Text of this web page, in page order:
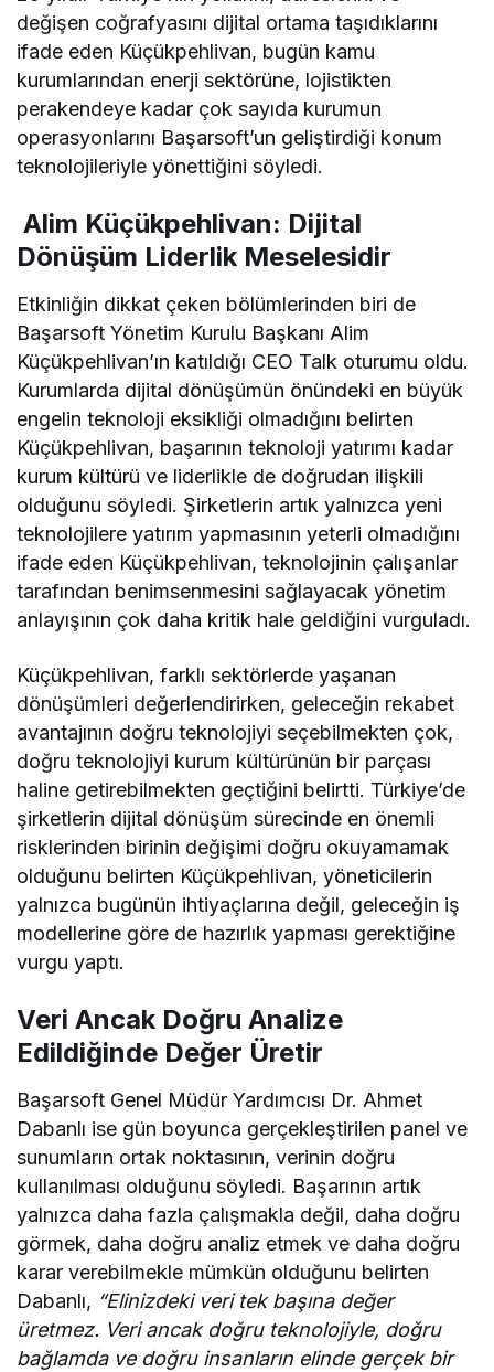
değişen coğrafyasını dijital ortama taşıdıklarını
ifade eden Küçükpehlivan, bugün kamu
kurumlarından enerji sektörüne, lojistikten
perakendeye kadar çok sayıda kurumun
operasyonlarını Başarsoft’un geliştirdiği konum
teknolojileriyle yönettiğini söyledi.
Alim Küçükpehlivan: Dijital
Dönüşüm Liderlik Meselesidir
Etkinliğin dikkat çeken bölümlerinden biri de
Başarsoft Yönetim Kurulu Başkanı Alim
Küçükpehlivan’ın katıldığı CEO Talk oturumu oldu.
Kurumlarda dijital dönüşümün önündeki en büyük
engelin teknoloji eksikliği olmadığını belirten
Küçükpehlivan, başarının teknoloji yatırımı kadar
kurum kültürü ve liderlikle de doğrudan ilişkili
olduğunu söyledi. Şirketlerin artık yalnızca yeni
teknolojilere yatırım yapmasının yeterli olmadığını
ifade eden Küçükpehlivan, teknolojinin çalışanlar
tarafından benimsenmesini sağlayacak yönetim
anlayışının çok daha kritik hale geldiğini vurguladı.
Küçükpehlivan, farklı sektörlerde yaşanan
dönüşümleri değerlendirirken, geleceğin rekabet
avantajının doğru teknolojiyi seçebilmekten çok,
doğru teknolojiyi kurum kültürünün bir parçası
haline getirebilmekten geçtiğini belirtti. Türkiye’de
şirketlerin dijital dönüşüm sürecinde en önemli
risklerinden birinin değişimi doğru okuyamamak
olduğunu belirten Küçükpehlivan, yöneticilerin
yalnızca bugünün ihtiyaçlarına değil, geleceğin iş
modellerine göre de hazırlık yapması gerektiğine
vurgu yaptı.
Veri Ancak Doğru Analize
Edildiğinde Değer Üretir
Başarsoft Genel Müdür Yardımcısı Dr. Ahmet
Dabanlı ise gün boyunca gerçekleştirilen panel ve
sunumların ortak noktasının, verinin doğru
kullanılması olduğunu söyledi. Başarının artık
yalnızca daha fazla çalışmakla değil, daha doğru
görmek, daha doğru analiz etmek ve daha doğru
karar verebilmekle mümkün olduğunu belirten
Dabanlı, “Elinizdeki veri tek başına değer
üretmez. Veri ancak doğru teknolojiyle, doğru
bağlamda ve doğru insanların elinde gerçek bir